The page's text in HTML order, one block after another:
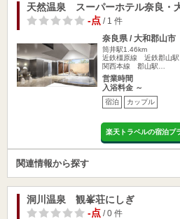
天然温泉 スーパーホテル奈良・
-点/ 1 件
奈良県 / 大和郡山市
筒井駅1.46km
近鉄橿原線 近鉄郡山駅
関西本線 郡山駅…
営業時間
入浴料金 ～
宿泊 カップル
楽天トラベルの宿泊プ
関連情報から探す
洞川温泉 観峯荘にしぎ
-点/ 0 件